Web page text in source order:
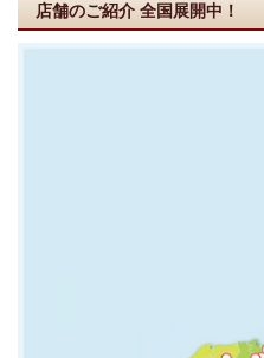
店舗のご紹介 全国展開中！